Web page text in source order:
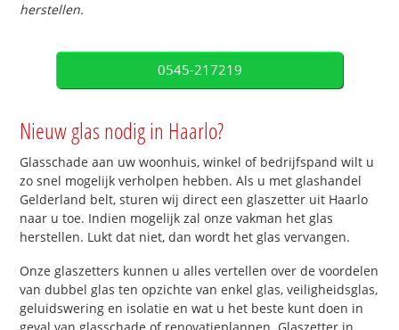
herstellen.
0545-217219
Nieuw glas nodig in Haarlo?
Glasschade aan uw woonhuis, winkel of bedrijfspand wilt u
zo snel mogelijk verholpen hebben. Als u met glashandel
Gelderland belt, sturen wij direct een glaszetter uit Haarlo
naar u toe. Indien mogelijk zal onze vakman het glas
herstellen. Lukt dat niet, dan wordt het glas vervangen.
Onze glaszetters kunnen u alles vertellen over de voordelen
van dubbel glas ten opzichte van enkel glas, veiligheidsglas,
geluidswering en isolatie en wat u het beste kunt doen in